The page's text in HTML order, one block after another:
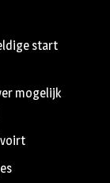
start
mogelijk